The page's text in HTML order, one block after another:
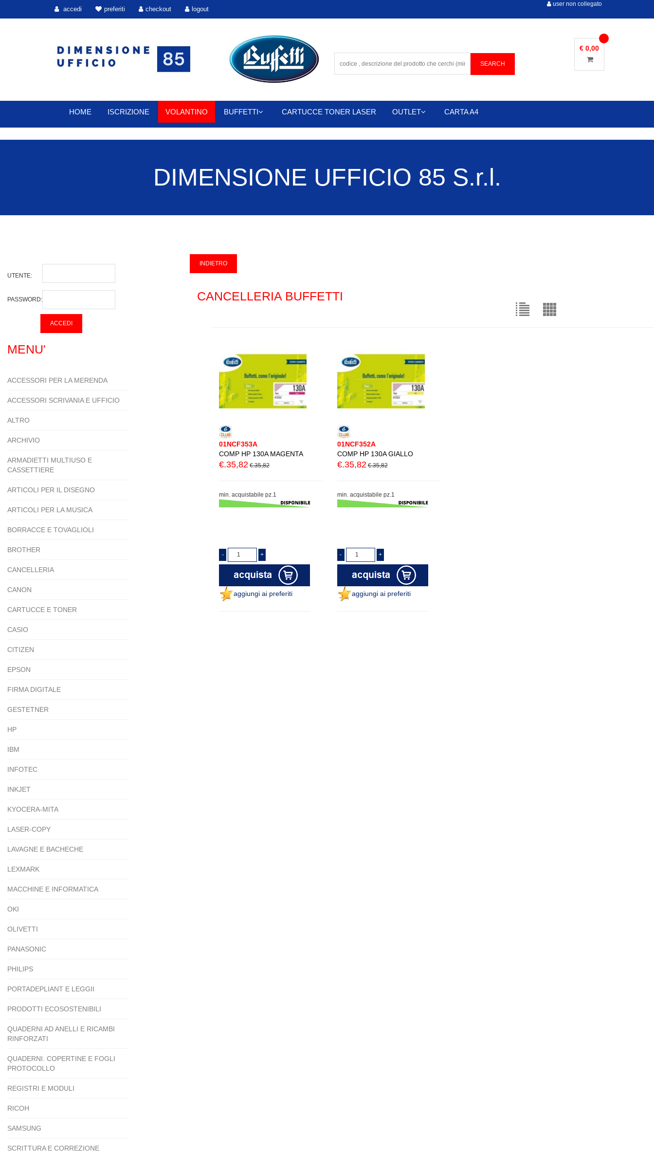
accedi preferiti checkout logout
user non collegato
€ 0,00
HOME ISCRIZIONE VOLANTINO BUFFETTI CARTUCCE TONER LASER OUTLET CARTA A4
DIMENSIONE UFFICIO 85 S.r.l.
UTENTE:
PASSWORD:
MENU'
ACCESSORI PER LA MERENDA
ACCESSORI SCRIVANIA E UFFICIO
ALTRO
ARCHIVIO
ARMADIETTI MULTIUSO E
CASSETTIERE
ARTICOLI PER IL DISEGNO
ARTICOLI PER LA MUSICA
BORRACCE E TOVAGLIOLI
BROTHER
CANCELLERIA
CANON
CARTUCCE E TONER
CASIO
CITIZEN
EPSON
FIRMA DIGITALE
GESTETNER
HP
IBM
INFOTEC
INKJET
KYOCERA-MITA
LASER-COPY
LAVAGNE E BACHECHE
LEXMARK
MACCHINE E INFORMATICA
OKI
OLIVETTI
PANASONIC
PHILIPS
PORTADEPLIANT E LEGGII
PRODOTTI ECOSOSTENIBILI
QUADERNI AD ANELLI E RICAMBI
RINFORZATI
QUADERNI. COPERTINE E FOGLI
PROTOCOLLO
REGISTRI E MODULI
RICOH
SAMSUNG
SCRITTURA E CORREZIONE
CANCELLERIA BUFFETTI
01NCF353A
COMP HP 130A MAGENTA
€.35,82 €.35,82
min. acquistabile pz.1
aggiungi ai preferiti
01NCF352A
COMP HP 130A GIALLO
€.35,82 €.35,82
min. acquistabile pz.1
aggiungi ai preferiti